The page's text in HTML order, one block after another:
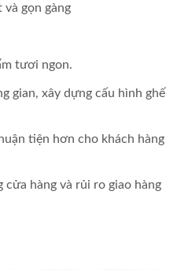
và gọn gàng
tươi ngon.
gian, xây dựng cấu hình ghế
tiện hơn cho khách hàng
hàng và rủi ro giao hàng